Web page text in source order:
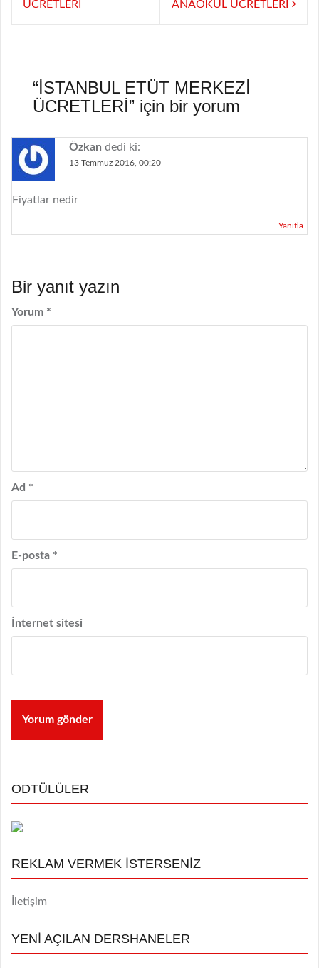
ÜCRETLERİ ANAOKUL ÜCRETLERİ
“İSTANBUL ETÜT MERKEZİ
ÜCRETLERİ” için bir yorum
Özkan dedi ki:
13 Temmuz 2016, 00:20
Fiyatlar nedir
Yanıtla
Bir yanıt yazın
Yorum *
Ad *
E-posta *
İnternet sitesi
ODTÜLÜLER
REKLAM VERMEK İSTERSENİZ
İletişim
YENİ AÇILAN DERSHANELER